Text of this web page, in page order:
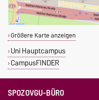
Größere Karte anzeigen
Uni Hauptcampus
CampusFINDER
SPOZOVGU-BÜRO